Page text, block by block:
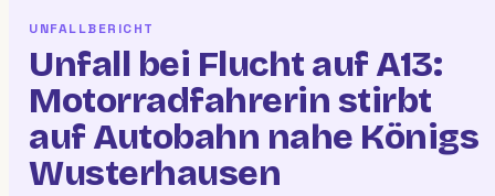
UNFALLBERICHT
Unfall bei Flucht auf A13:
Motorradfahrerin stirbt
auf Autobahn nahe Königs
Wusterhausen